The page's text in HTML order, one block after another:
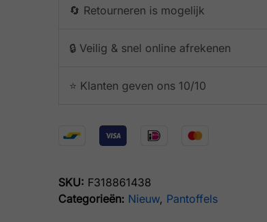
🔄 Retourneren is mogelijk
🔒 Veilig & snel online afrekenen
⭐️ Klanten geven ons 10/10
SKU: F318861438
Categorieën: Nieuw, Pantoffels